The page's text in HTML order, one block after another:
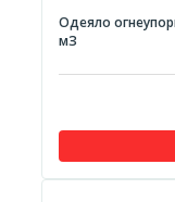
Одеяло
мЗ